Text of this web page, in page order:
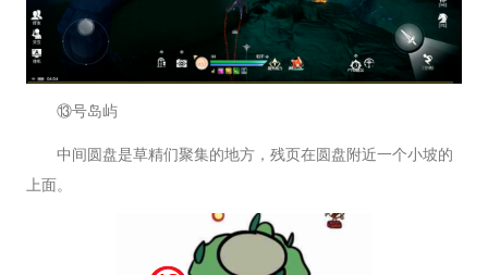
⑬号岛屿
中间圆盘是草精们聚集的地方，残页在圆盘附近一个小坡的
上面。